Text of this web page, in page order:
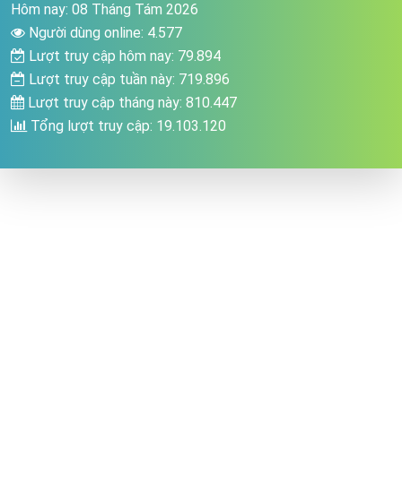
Hôm nay: 08 Tháng Tám 2026
Người dùng online: 4.577
Lượt truy cập hôm nay: 79.894
Lượt truy cập tuần này: 719.896
Lượt truy cập tháng này: 810.447
Tổng lượt truy cập: 19.103.120